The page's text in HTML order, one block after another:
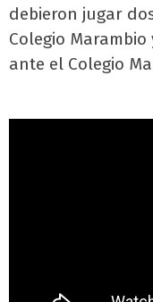
debieron jugar
Colegio
ante el Colegio